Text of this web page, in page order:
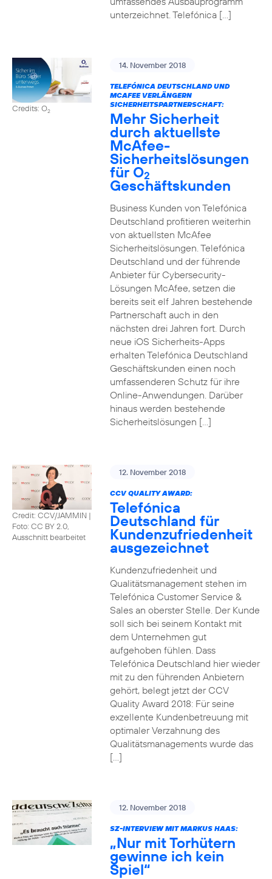
unterzeichnet. Telefónica […]
Credits: O2
14. November 2018
TELEFÓNICA DEUTSCHLAND UND
MCAFEE VERLÄNGERN
SICHERHEITSPARTNERSCHAFT:
Mehr Sicherheit
durch aktuellste
McAfee-
Sicherheitslösungen
für O2
Geschäftskunden
Business Kunden von Telefónica
Deutschland profitieren weiterhin
von aktuellsten McAfee
Sicherheitslösungen. Telefónica
Deutschland und der führende
Anbieter für Cybersecurity-
Lösungen McAfee, setzen die
bereits seit elf Jahren bestehende
Partnerschaft auch in den
nächsten drei Jahren fort. Durch
neue iOS Sicherheits-Apps
erhalten Telefónica Deutschland
Geschäftskunden einen noch
umfassenderen Schutz für ihre
Online-Anwendungen. Darüber
hinaus werden bestehende
Sicherheitslösungen […]
Credit: CCV/JAMMIN |
Foto: CC BY 2.0,
Ausschnitt bearbeitet
12. November 2018
CCV QUALITY AWARD:
Telefónica
Deutschland für
Kundenzufriedenheit
ausgezeichnet
Kundenzufriedenheit und
Qualitätsmanagement stehen im
Telefónica Customer Service &
Sales an oberster Stelle. Der Kunde
soll sich bei seinem Kontakt mit
dem Unternehmen gut
aufgehoben fühlen. Dass
Telefónica Deutschland hier wieder
mit zu den führenden Anbietern
gehört, belegt jetzt der CCV
Quality Award 2018: Für seine
exzellente Kundenbetreuung mit
optimaler Verzahnung des
Qualitätsmanagements wurde das
[…]
12. November 2018
SZ-INTERVIEW MIT MARKUS HAAS:
„Nur mit Torhütern
gewinne ich kein
Spiel“